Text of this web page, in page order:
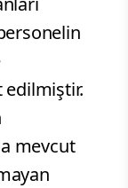
edilmiştir.
mevcut